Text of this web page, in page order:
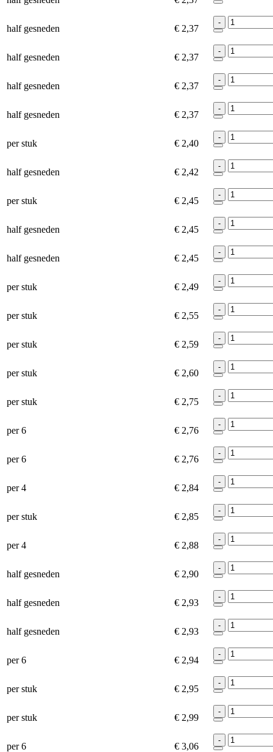
half gesneden € 2,37
-
half gesneden € 2,37
-
half gesneden € 2,37
-
half gesneden € 2,37
-
per stuk € 2,40
-
half gesneden € 2,42
-
per stuk € 2,45
-
half gesneden € 2,45
-
half gesneden € 2,45
-
per stuk € 2,49
-
per stuk € 2,55
-
per stuk € 2,59
-
per stuk € 2,60
-
per stuk € 2,75
-
per 6 € 2,76
-
per 6 € 2,76
-
per 4 € 2,84
-
per stuk € 2,85
-
per 4 € 2,88
-
half gesneden € 2,90
-
half gesneden € 2,93
-
half gesneden € 2,93
-
per 6 € 2,94
-
per stuk € 2,95
-
per stuk € 2,99
-
per 6 € 3,06
-